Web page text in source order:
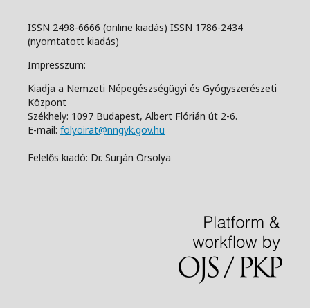
ISSN 2498-6666 (online kiadás) ISSN 1786-2434
(nyomtatott kiadás)
Impresszum:
Kiadja a Nemzeti Népegészségügyi és Gyógyszerészeti
Központ
Székhely: 1097 Budapest, Albert Flórián út 2-6.
E-mail: folyoirat@nngyk.gov.hu
Felelős kiadó: Dr. Surján Orsolya